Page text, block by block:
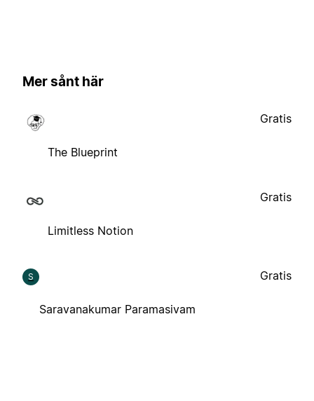
Mer sånt här
The Blueprint
Gratis
Limitless Notion
Gratis
S
Saravanakumar Paramasivam
Gratis